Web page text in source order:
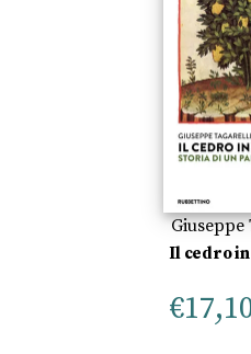
Il cedro
€